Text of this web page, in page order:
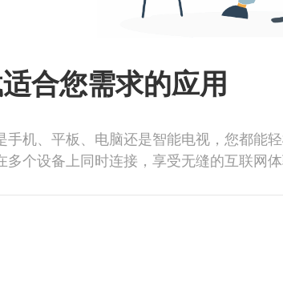
合您需求的应用
机、平板、电脑还是智能电视，您都能轻
个设备上同时连接，享受无缝的互联网体